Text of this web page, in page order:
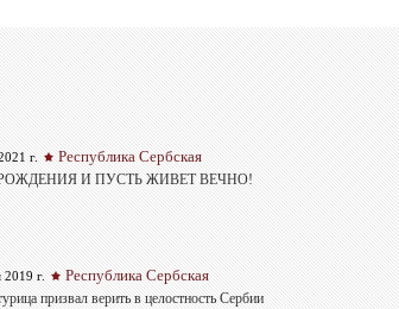
г. Республика Сербская
И ПУСТЬ ЖИВЕТ ВЕЧНО!
2019 г. Республика Сербская
призвал верить в целостность Сербии